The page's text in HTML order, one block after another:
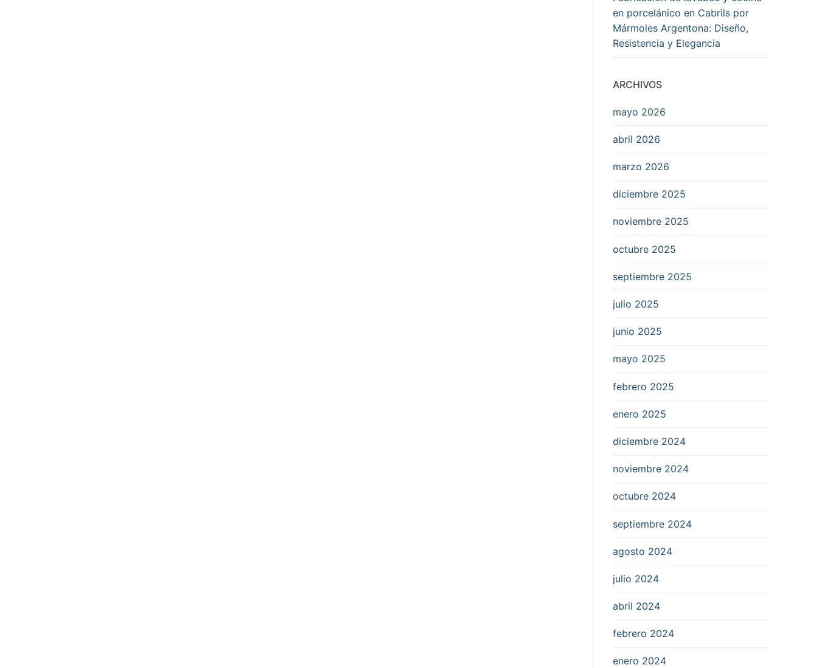
en porcelánico en Cabrils por
Mármoles Argentona: Diseño,
Resistencia y Elegancia
ARCHIVOS
mayo 2026
abril 2026
marzo 2026
diciembre 2025
noviembre 2025
octubre 2025
septiembre 2025
julio 2025
junio 2025
mayo 2025
febrero 2025
enero 2025
diciembre 2024
noviembre 2024
octubre 2024
septiembre 2024
agosto 2024
julio 2024
abril 2024
febrero 2024
enero 2024